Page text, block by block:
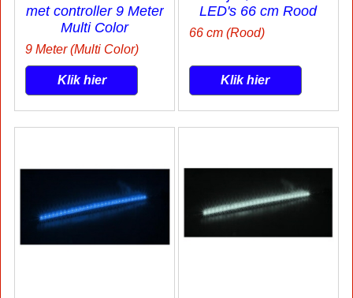
met controller 9 Meter
Multi Color
9 Meter (Multi Color)
Klik hier
LED's 66 cm Rood
66 cm (Rood)
Klik hier